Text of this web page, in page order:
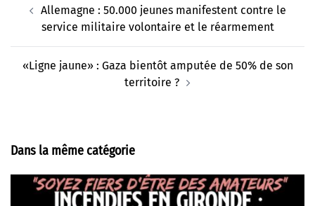
d’articleAllemagne : 50.000 jeunes manifestent contre le
service militaire volontaire et le réarmement
«Ligne jaune» : Gaza bientôt amputée de 50% de son
territoire ?
Dans la même catégorie